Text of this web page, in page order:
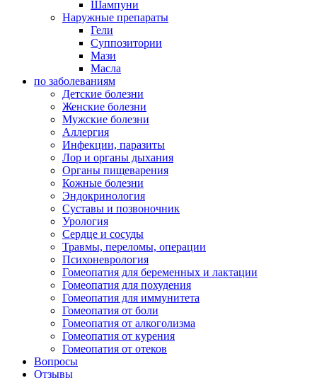
Шампуни
Наружные препараты
Гели
Суппозитории
Мази
Масла
по заболеваниям
Детские болезни
Женские болезни
Мужские болезни
Аллергия
Инфекции, паразиты
Лор и органы дыхания
Органы пищеварения
Кожные болезни
Эндокринология
Суставы и позвоночник
Урология
Сердце и сосуды
Травмы, переломы, операции
Психоневрология
Гомеопатия для беременных и лактации
Гомеопатия для похудения
Гомеопатия для иммунитета
Гомеопатия от боли
Гомеопатия от алкоголизма
Гомеопатия от курения
Гомеопатия от отеков
Вопросы
Отзывы